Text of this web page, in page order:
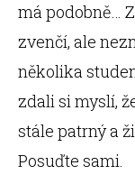
má podobně…
zvenčí, ale
několika
zdali si myslí,
stále patrný a
Posuďte sami.